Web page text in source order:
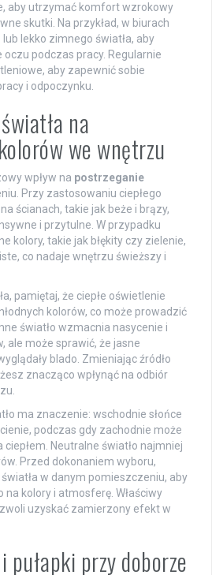
aby utrzymać komfort wzrokowy
skutki. Na przykład, w biurach
lekko zimnego światła, aby
podczas pracy. Regularnie
aby zapewnić sobie
i odpoczynku.
na
we wnętrzu
wpływ na postrzeganie
Przy zastosowaniu ciepłego
ścianach, takie jak beże i brązy,
i przytulne. W przypadku
kolory, takie jak błękity czy zielenie,
co nadaje wnętrzu świeższy i
pamiętaj, że ciepłe oświetlenie
kolorów, co może prowadzić
światło wzmacnia nasycenie i
ale może sprawić, że jasne
blado. Zmieniając źródło
znacząco wpłynąć na odbiór
ma znaczenie: wschodnie słońce
podczas gdy zachodnie może
Neutralne światło najmniej
Przed dokonaniem wyboru,
w danym pomieszczeniu, aby
na kolory i atmosferę. Właściwy
uzyskać zamierzony efekt w
pułapki przy doborze